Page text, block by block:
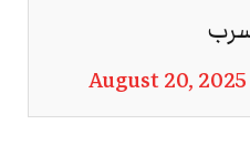
August 20, 2025